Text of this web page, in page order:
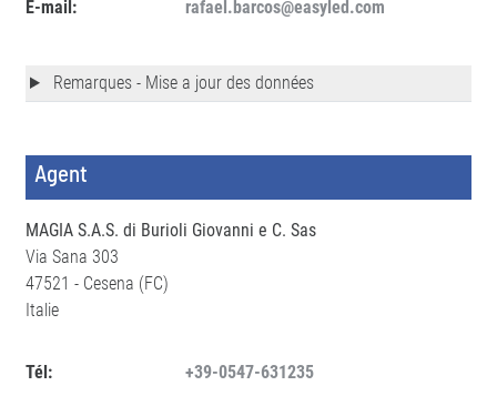
E-mail:
rafael.barcos@easyled.com
Remarques - Mise a jour des données
Agent
MAGIA S.A.S. di Burioli Giovanni e C. Sas
Via Sana 303
47521 - Cesena (FC)
Italie
Tél:
+39-0547-631235